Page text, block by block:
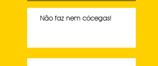
Não faz nem cócegas!